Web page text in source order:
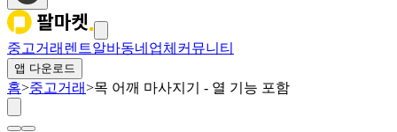
중고거래 렌트알바동네업체 커뮤니티
앱 다운로드
홈>중고거래>목 어깨 마사지기 - 열 기능 포함